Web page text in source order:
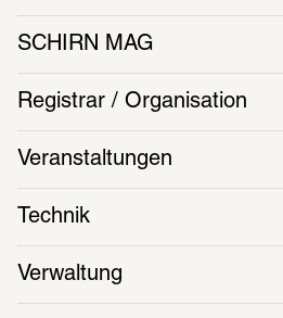
SCHIRN MAG
Registrar / Organisation
Veranstaltungen
Technik